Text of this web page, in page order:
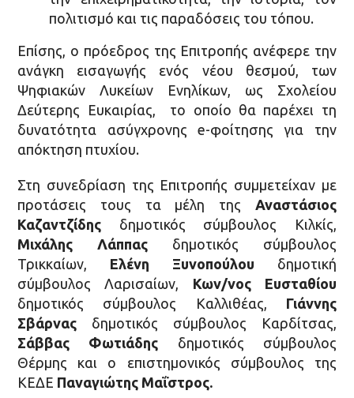
πολιτισμό και τις παραδόσεις του τόπου.
Επίσης, ο πρόεδρος της Επιτροπής ανέφερε την
ανάγκη εισαγωγής ενός νέου θεσμού, των
Ψηφιακών Λυκείων Ενηλίκων, ως Σχολείου
Δεύτερης Ευκαιρίας, το οποίο θα παρέχει τη
δυνατότητα ασύγχρονης e-φοίτησης για την
απόκτηση πτυχίου.
Στη συνεδρίαση της Επιτροπής συμμετείχαν με
προτάσεις τους τα μέλη της Αναστάσιος
Καζαντζίδης δημοτικός σύμβουλος Κιλκίς,
Μιχάλης Λάππας δημοτικός σύμβουλος
Τρικκαίων, Ελένη Ξυνοπούλου δημοτική
σύμβουλος Λαρισαίων, Κων/νος Ευσταθίου
δημοτικός σύμβουλος Καλλιθέας, Γιάννης
Σβάρνας δημοτικός σύμβουλος Καρδίτσας,
Σάββας Φωτιάδης δημοτικός σύμβουλος
Θέρμης και ο επιστημονικός σύμβουλος της
ΚΕΔΕ Παναγιώτης Μαΐστρος.